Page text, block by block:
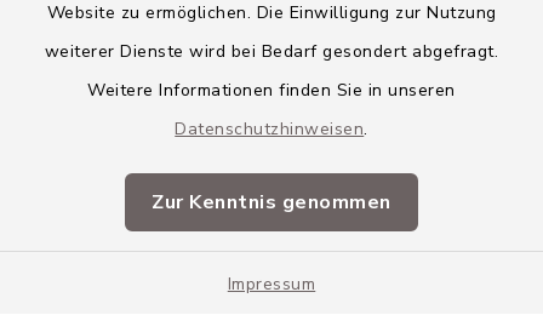
Website zu ermöglichen. Die Einwilligung zur Nutzung
weiterer Dienste wird bei Bedarf gesondert abgefragt.
Weitere Informationen finden Sie in unseren
Datenschutzhinweisen.
Zur Kenntnis genommen
Impressum
Barrierefreiheit
Impressum
Sitemap